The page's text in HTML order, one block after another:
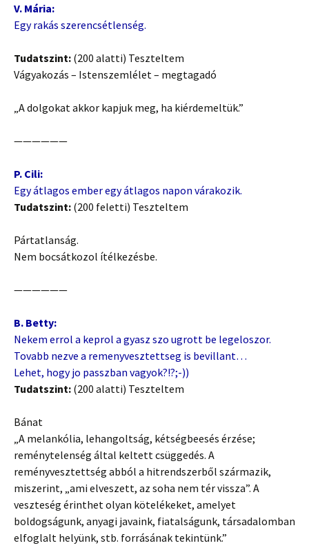
V. Mária:
Egy rakás szerencsétlenség.
Tudatszint: (200 alatti) Teszteltem
Vágyakozás – Istenszemlélet – megtagadó
„A dolgokat akkor kapjuk meg, ha kiérdemeltük.”
——————
P. Cili:
Egy átlagos ember egy átlagos napon várakozik.
Tudatszint: (200 feletti) Teszteltem
Pártatlanság.
Nem bocsátkozol ítélkezésbe.
——————
B. Betty:
Nekem errol a keprol a gyasz szo ugrott be legeloszor.
Tovabb nezve a remenyvesztettseg is bevillant…
Lehet, hogy jo passzban vagyok?!?;-))
Tudatszint: (200 alatti) Teszteltem
Bánat
„A melankólia, lehangoltság, kétségbeesés érzése;
reménytelenség által keltett csüggedés. A
reményvesztettség abból a hitrendszerből származik,
miszerint, „ami elveszett, az soha nem tér vissza”. A
veszteség érinthet olyan kötelékeket, amelyet
boldogságunk, anyagi javaink, fiatalságunk, társadalomban
elfoglalt helyünk, stb. forrásának tekintünk.”